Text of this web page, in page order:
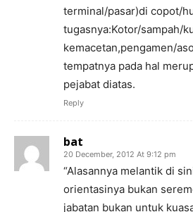
terminal/pasar)di copot/
tugasnya:Kotor/sampah/
kemacetan,pengamen/
tempatnya pada hal
pejabat diatas.
Reply
bat
20 December, 2012 At 9:12 pm
“Alasannya melantik di
orientasinya bukan
jabatan bukan untuk